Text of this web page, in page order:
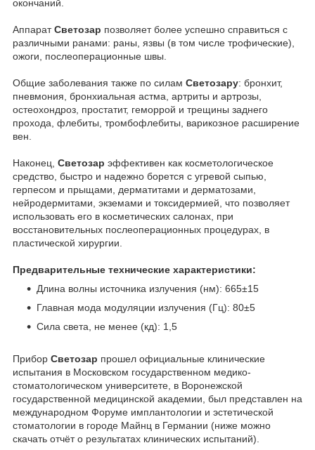
окончаний.
АппаратСветозар позволяет более успешно справиться с
различными ранами: раны, язвы (в том числе трофические),
ожоги, послеоперационные швы.
Общие заболевания также по силам Светозару: бронхит,
пневмония, бронхиальная астма, артриты и артрозы,
остеохондроз, простатит, геморрой и трещины заднего
прохода, флебиты, тромбофлебиты, варикозное расширение
вен.
Наконец, Светозар эффективен как косметологическое
средство, быстро и надежно борется с угревой сыпью,
герпесом и прыщами, дерматитами и дерматозами,
нейродермитами, экземами и токсидермией, что позволяет
использовать его в косметических салонах, при
восстановительных послеоперационных процедурах, в
пластической хирургии.
Предварительные технические характеристики:
Длина волны источника излучения (нм): 665±15
Главная мода модуляции излучения (Гц): 80±5
Сила света, не менее (кд): 1,5
Прибор Светозар прошел официальные клинические
испытания в Московском государственном медико-
стоматологическом университете, в Воронежской
государственной медицинской академии, был представлен на
международном Форуме имплантологии и эстетической
стоматологии в городе Майнц в Германии (ниже можно
скачать отчёт о результатах клинических испытаний).